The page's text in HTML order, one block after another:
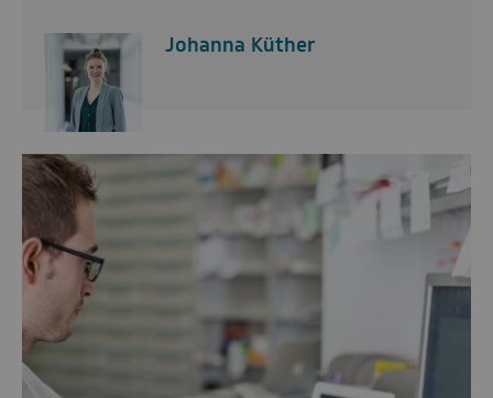
Johanna Küther